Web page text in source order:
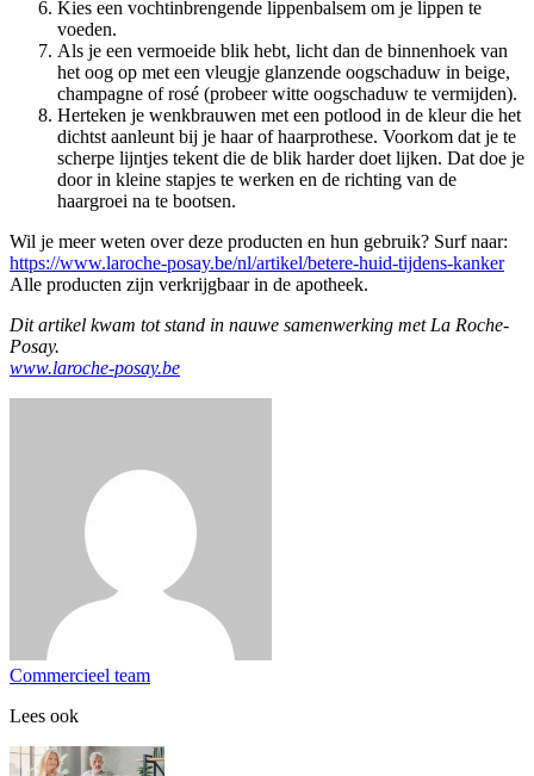
Kies een vochtinbrengende lippenbalsem om je lippen te
voeden.
Als je een vermoeide blik hebt, licht dan de binnenhoek van
het oog op met een vleugje glanzende oogschaduw in beige,
champagne of rosé (probeer witte oogschaduw te vermijden).
Herteken je wenkbrauwen met een potlood in de kleur die het
dichtst aanleunt bij je haar of haarprothese. Voorkom dat je te
scherpe lijntjes tekent die de blik harder doet lijken. Dat doe je
door in kleine stapjes te werken en de richting van de
haargroei na te bootsen.
Wil je meer weten over deze producten en hun gebruik? Surf naar:
https://www.laroche-posay.be/nl/artikel/betere-huid-tijdens-kanker
Alle producten zijn verkrijgbaar in de apotheek.
Dit artikel kwam tot stand in nauwe samenwerking met La Roche-
Posay.
www.laroche-posay.be
Commercieel team
Lees ook